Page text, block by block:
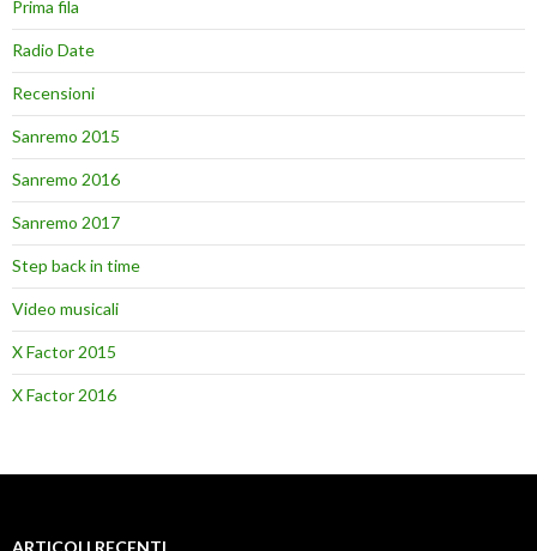
Prima fila
Radio Date
Recensioni
Sanremo 2015
Sanremo 2016
Sanremo 2017
Step back in time
Video musicali
X Factor 2015
X Factor 2016
ARTICOLI RECENTI